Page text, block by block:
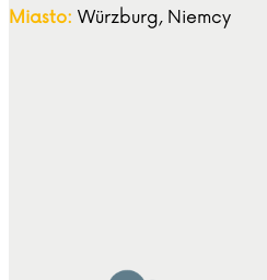
Miasto: Würzburg, Niemcy